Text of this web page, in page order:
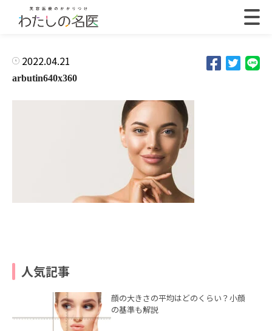
2022.04.21
arbutin640x360
人気記事
顔の大きさの平均はどのくらい？小顔
の基準も解説